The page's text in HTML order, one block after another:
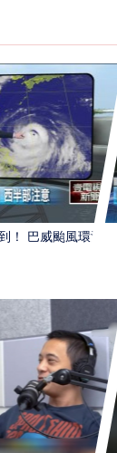
！ 巴威颱風環流